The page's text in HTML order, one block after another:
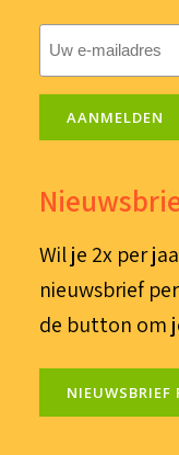
AANMELDEN
Wil je 2x per
nieuwsbrief
de button om
NIEUWSBRIEF